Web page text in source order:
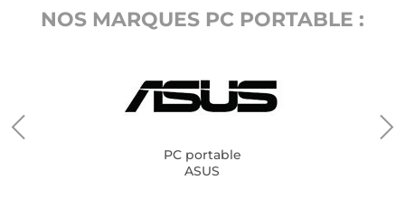
NOS MARQUES PC PORTABLE :
PC portable
ASUS